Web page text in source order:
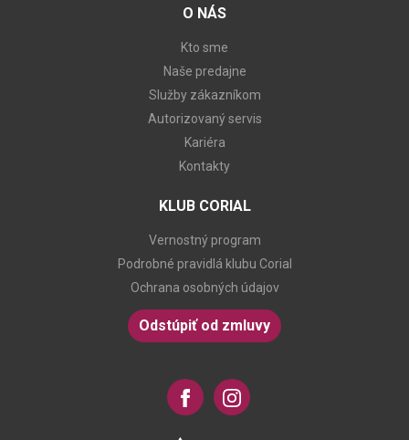
O NÁS
Kto sme
Naše predajne
Služby zákazníkom
Autorizovaný servis
Kariéra
Kontakty
KLUB CORIAL
Vernostný program
Podrobné pravidlá klubu Corial
Ochrana osobných údajov
Odstúpiť od zmluvy